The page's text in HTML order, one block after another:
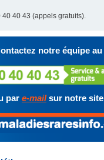
40 40 43 (appels gratuits).
notre équipe au
par e-mailsur notre site